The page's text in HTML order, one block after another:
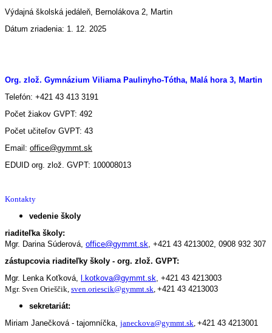
Výdajná školská jedáleň, Bernolákova 2, Martin
Dátum zriadenia: 1. 12. 2025
Org. zlož. Gymnázium Viliama Paulinyho-Tótha, Malá hora 3, Martin
Telefón: +421 43 413 3191
Počet žiakov GVPT: 492
Počet učiteľov GVPT: 43
Email: office@gymmt.sk
EDUID org. zlož. GVPT: 100008013
Kontakty
vedenie školy
riaditeľka školy:
Mgr. Darina Súderová, office@gymmt.sk, +421 43 4213002, 0908 932 307
zástupcovia riaditeľky školy - org. zlož. GVPT:
Mgr. Lenka Koťková, l.kotkova@gymmt.sk, +421 43 4213003
Mgr. Sven Orieščik, sven.oriescik@gymmt.sk, +421 43 4213003
sekretariát:
Miriam Janečková - tajomníčka, janeckova@gymmt.sk, +421 43 4213001